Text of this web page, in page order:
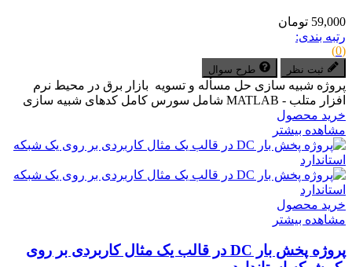
59,000 تومان
رتبه بندی:
(0)
ثبت نظر طرح سوال
پروژه شبیه سازی حل مسأله و تسویه بازار برق در محیط نرم
افزار متلب - MATLAB شامل سورس کامل کدهای شبیه سازی
خرید محصول
مشاهده بیشتر
خرید محصول
مشاهده بیشتر
پروژه پخش بار DC در قالب یک مثال کاربردی بر روی